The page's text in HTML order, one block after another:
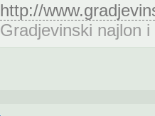
http://
Gradjevinski najlon